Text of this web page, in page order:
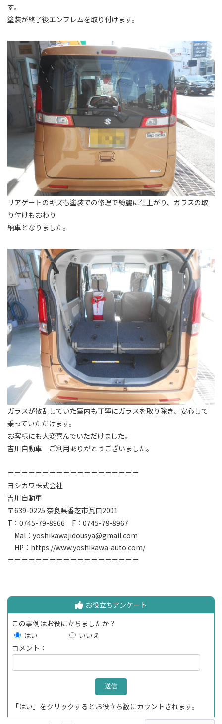
す。
塗装が終了後エンブレムを取り付けます。
リアゲートのキズも塗装での修理で綺麗に仕上がり、ガラスの取
り付けもおわり
納車となりました。
ガラスが散乱していた室内も丁寧にガラスを取り除き、安心して
乗っていただけます。
お客様にも大変喜んでいただけました。
吉川自動車 ご利用ありがとうございました。
＝＝＝＝＝＝＝＝＝＝＝＝＝＝＝＝＝＝＝
ヨシカワ株式会社
吉川自動車
〒639-0225 奈良県香芝市瓦口2001
T：0745-79-8966 F：0745-79-8967
Mal：yoshikawajidousya@gmail.com
HP：https://www.yoshikawa-auto.com/
＝＝＝＝＝＝＝＝＝＝＝＝＝＝＝＝＝＝＝
お役立ちアンケート
この事例はお役に立ちましたか？
はい
いいえ
コメント：
「はい」をクリックするとお役立ち数にカウントされます。